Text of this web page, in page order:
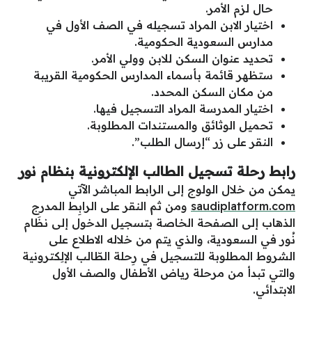
حال لزم الأمر.
اختيار الابن المراد تسجيله في الصف الأول في
مدارس السعودية الحكومية.
تحديد عنوان السكن للابن وولي الأمر.
ستظهر قائمة بأسماء المدارس الحكومية القريبة
من مكان السكن المحدد.
اختيار المدرسة المراد التسجيل فيها.
تحميل الوثائق والمستندات المطلوبة.
النقر على زر “إرسال الطلب”.
رابط رحلة تسجيل الطالب الإلكترونية بنظام نور
يمكن من خلال الولوج إلى الرابط المباشر الآتي
saudiplatform.com ومن ثم النقر على الرابِط المدرج
الذهاب إلى الصفحة الخاصة بتسجيل الدخول إلى نظَام
نُور في السعودية، والذي يتم من خلاله الاطلاع على
الشروط المطلوبة للتسجيل في رِحلة الطّالب الإلِكترونية
والتي تبدأ من مرحلة رياض الأطفال والصف الأول
الابتدائي.